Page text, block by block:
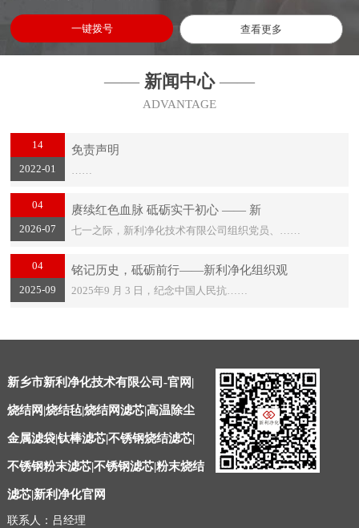
一键拨号 查看更多
—— 新闻中心——
ADVANTAGE
14
2022-01
免责声明
04
2026-07
赓续红色血脉 砥砺实干初心 —— 新
七一之际，新利净化技术有限公司组织党员、……
04
2025-09
铭记历史，砥砺前行——新利净化组织观
2025年9 月 3 日，纪念中国人民抗……
新乡市新利净化技术有限公司-官网|
烧结网|烧结毡|烧结网滤芯|高温除尘
金属滤袋|钛棒滤芯|不锈钢烧结滤芯|
不锈钢粉末滤芯|不锈钢滤芯|粉末烧结
滤芯|新利净化官网
联系人：吕经理